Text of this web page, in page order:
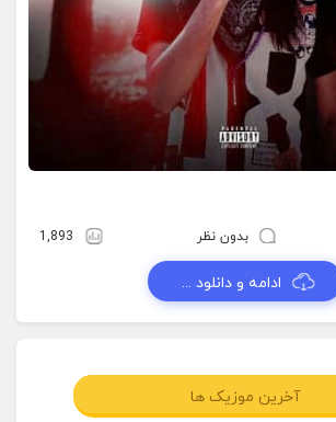
بدون نظر 1,893
ادامه و دانلود ...
آخرین موزیک ها